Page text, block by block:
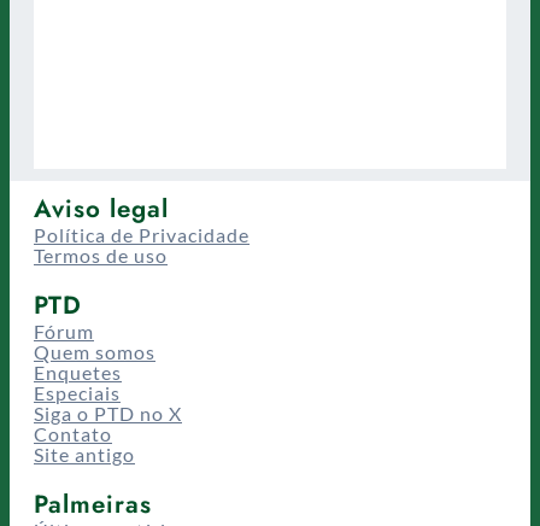
Aviso legal
Política de Privacidade
Termos de uso
PTD
Fórum
Quem somos
Enquetes
Especiais
Siga o PTD no X
Contato
Site antigo
Palmeiras